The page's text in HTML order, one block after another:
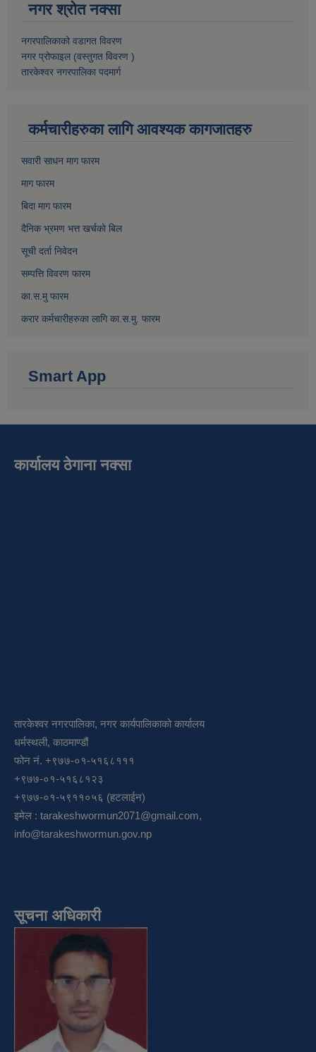
नगर श्रोत नक्सा
नगरपालिकाको वडागत विवरण
नगर प्रोफाइल (वस्तुगत विवरण )
तारकेश्वर नगरपालिका पदमार्ग
कर्मचारीहरुका लागि आवश्यक कागजातहरु
सवारी साधन माग फारम
माग फारम
बिदा माग फारम
दैनिक भ्रमण भत्त खर्चको बिल
सूची दर्ता निवेदन
सम्पत्ति विवरण फारम
का.स.मु फारम
करार कर्मचारीहरुका लागि का.स.मु. फारम
Smart App
कार्यालय ठेगाना नक्सा
तारकेश्वर नगरपालिका, नगर कार्यपालिकाको कार्यालय
धर्मस्थली, काठमाण्डौं
फोन नं. +९७७-०१-५१६८१११
+९७७-०१-५१६८१२३
+९७७-०१-५९११०५६ (हटलाईन)
इमेल : tarakeshwormun2071@gmail.com,
info@tarakeshwormun.gov.np
सूचना अधिकारी